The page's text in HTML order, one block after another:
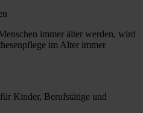
immer älter werden, wird
im Alter immer
Kinder, Berufstätige und